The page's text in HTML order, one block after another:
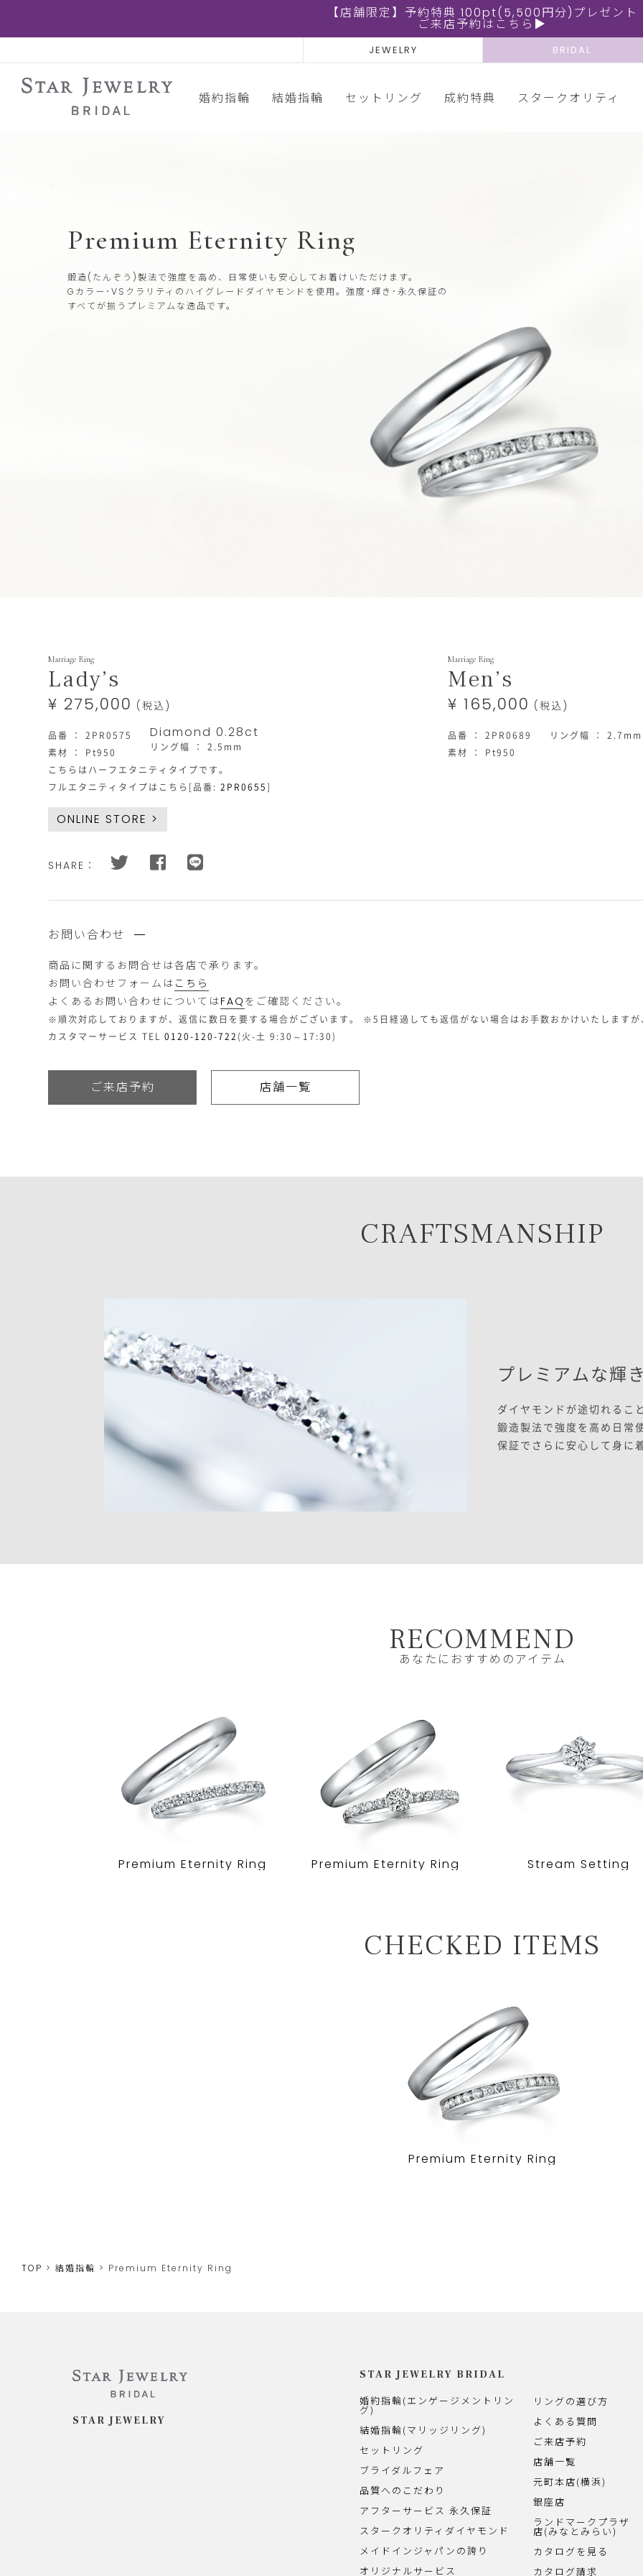
【店舗限定】予約特典 100pt(5,500円分)プレゼント
ご来店予約はこちら▶
JEWELRY BRIDAL
婚約指輪 結婚指輪 セットリング 成約特典 スタークオリティ
Premium Eternity Ring
鍛造(たんぞう)製法で強度を高め、日常使いも安心してお着けいただけます。
Gカラー･VSクラリティのハイグレードダイヤモンドを使用。強度･輝き･永久保証の
すべてが揃うプレミアムな逸品です。
https://www.star-
jewelry.com/bridal/2PR0575_2PR0689.html
Products
Marriage Ring
Lady’s
¥ 275,000 (税込)
品番 ： 2PR0575
素材 ： Pt950
Diamond 0.28ct
リング幅 ： 2.5mm
こちらはハーフエタニティタイプです。
フルエタニティタイプはこちら[品番:2PR0655]
ONLINE STORE >
在
状
況
あ
数
量
買
い
物
カ
ゴ
Marriage Ring
Men’s
¥ 165,000 (税込)
品番 ： 2PR0689
素材 ： Pt950
リング幅 ： 2.7mm
る
す
て
を
す
と
合
金
額
が
¥
440,000
(税
込)
物
SHARE：
お問い合わせ
商品に関するお問合せは各店で承ります。
お問い合わせフォームは こちら
よくあるお問い合わせについてはFAQ をご確認ください。
※順次対応しておりますが、返信に数日を要する場合がございます。 ※5日経過しても返信がない場合はお手数おかけいたしますが
カスタマーサービス TEL0120-120-722 (火-土 9:30～17:30)
ご来店予約 店舗一覧
CRAFTSMANSHIP
プレミアムな輝
ダイヤモンドが途切れるこ
鍛造製法で強度を高め日常
保証でさらに安心して身に
RECOMMEND
あなたにおすすめのアイテム
Premium Eternity Ring Premium Eternity Ring Stream Setting
CHECKED ITEMS
Premium Eternity Ring
TOP 結婚指輪 Premium Eternity Ring
STAR JEWELRY
STAR JEWELRY BRIDAL
婚約指輪(エンゲージメントリン
グ)
結婚指輪(マリッジリング)
セットリング
ブライダルフェア
品質へのこだわり
アフターサービス 永久保証
スタークオリティダイヤモンド
メイドインジャパンの誇り
オリジナルサービス
リングの選び方
よくある質問
ご来店予約
店舗一覧
元町本店(横浜)
銀座店
ランドマークプラザ
店(みなとみらい)
カタログを見る
カタログ請求